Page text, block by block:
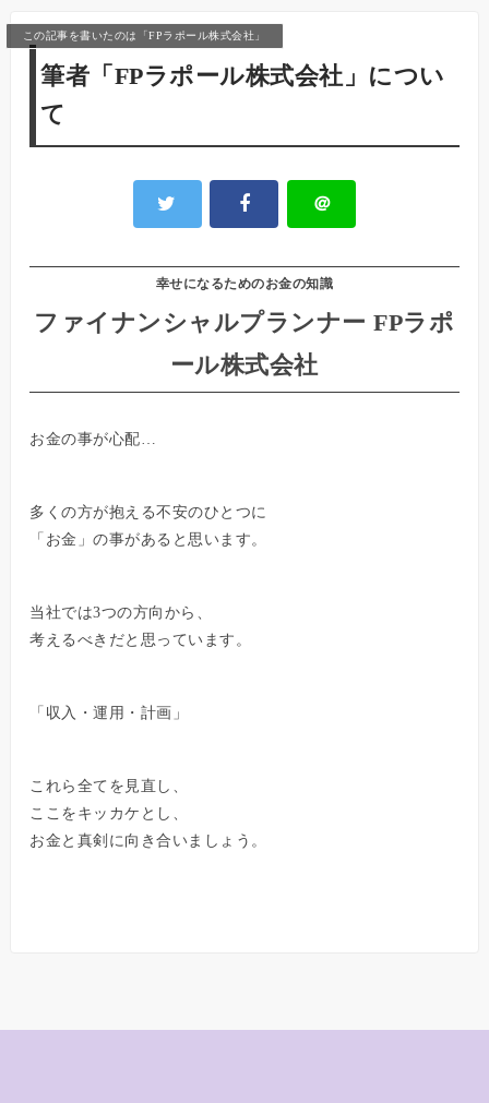
この記事を書いたのは「FPラポール株式会社」
筆者「FPラポール株式会社」につい
て
＠
幸せになるためのお金の知識
ファイナンシャルプランナー FPラポ
ール株式会社
お金の事が心配…
多くの方が抱える不安のひとつに
「お金」の事があると思います。
当社では3つの方向から、
考えるべきだと思っています。
「収入・運用・計画」
これら全てを見直し、
ここをキッカケとし、
お金と真剣に向き合いましょう。